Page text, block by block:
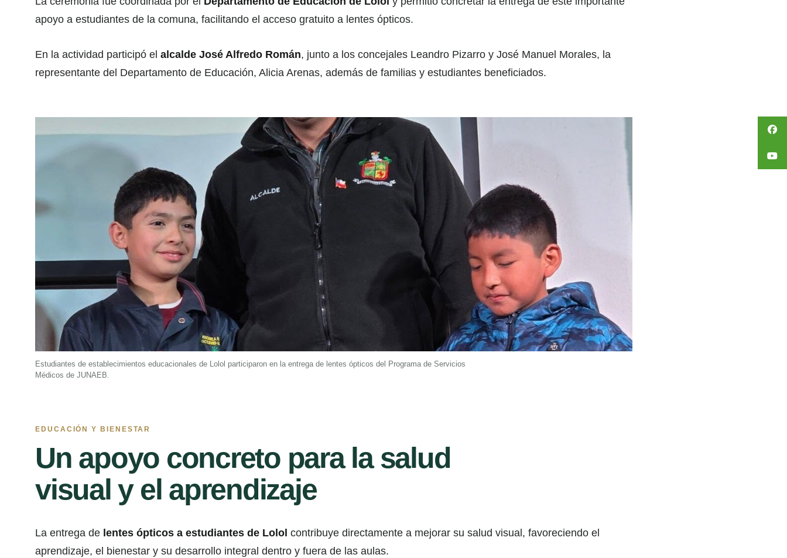
apoyo a estudiantes de la comuna, facilitando el acceso gratuito a lentes ópticos.
En la actividad participó el alcalde José Alfredo Román, junto a los concejales Leandro Pizarro y José Manuel Morales, la
representante del Departamento de Educación, Alicia Arenas, además de familias y estudiantes beneficiados.
Estudiantes de establecimientos educacionales de Lolol participaron en la entrega de lentes ópticos del Programa de Servicios
Médicos de JUNAEB.
EDUCACIÓN Y BIENESTAR
Un apoyo concreto para la salud
visual y el aprendizaje
La entrega de lentes ópticos a estudiantes de Lolol contribuye directamente a mejorar su salud visual, favoreciendo el
aprendizaje, el bienestar y su desarrollo integral dentro y fuera de las aulas.